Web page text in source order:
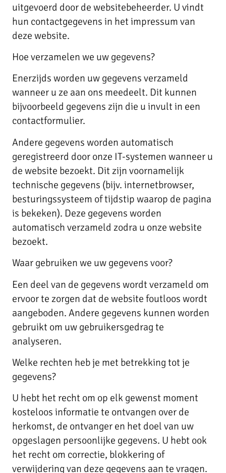
uitgevoerd door de websitebeheerder. U vindt
hun contactgegevens in het impressum van
deze website.
Hoe verzamelen we uw gegevens?
Enerzijds worden uw gegevens verzameld
wanneer u ze aan ons meedeelt. Dit kunnen
bijvoorbeeld gegevens zijn die u invult in een
contactformulier.
Andere gegevens worden automatisch
geregistreerd door onze IT-systemen wanneer u
de website bezoekt. Dit zijn voornamelijk
technische gegevens (bijv. internetbrowser,
besturingssysteem of tijdstip waarop de pagina
is bekeken). Deze gegevens worden
automatisch verzameld zodra u onze website
bezoekt.
Waar gebruiken we uw gegevens voor?
Een deel van de gegevens wordt verzameld om
ervoor te zorgen dat de website foutloos wordt
aangeboden. Andere gegevens kunnen worden
gebruikt om uw gebruikersgedrag te
analyseren.
Welke rechten heb je met betrekking tot je
gegevens?
U hebt het recht om op elk gewenst moment
kosteloos informatie te ontvangen over de
herkomst, de ontvanger en het doel van uw
opgeslagen persoonlijke gegevens. U hebt ook
het recht om correctie, blokkering of
verwijdering van deze gegevens aan te vragen.